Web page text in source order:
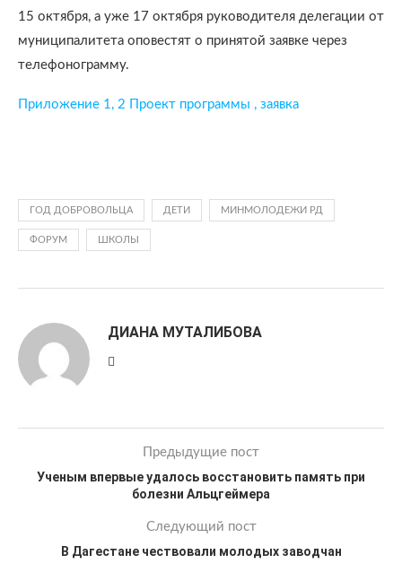
15 октября, а уже 17 октября руководителя делегации от
муниципалитета оповестят о принятой заявке через
телефонограмму.
Приложение 1, 2 Проект программы , заявка
ГОД ДОБРОВОЛЬЦА ДЕТИ МИНМОЛОДЕЖИ РД
ФОРУМ ШКОЛЫ
ДИАНА МУТАЛИБОВА
Предыдущие пост
Ученым впервые удалось восстановить память при
болезни Альцгеймера
Следующий пост
В Дагестане чествовали молодых заводчан